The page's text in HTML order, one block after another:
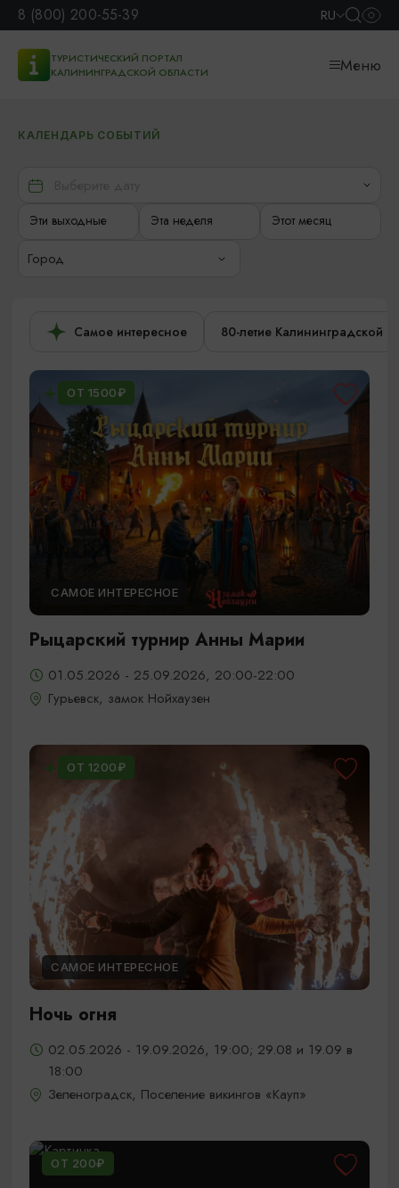
8 (800) 200-55-39 RU
ТУРИСТИЧЕСКИЙ ПОРТАЛ
КАЛИНИНГРАДСКОЙ ОБЛАСТИ
Меню
КАЛЕНДАРЬ СОБЫТИЙ
Эти выходные Эта неделя Этот месяц
Город
Самое интересное 80-летие Калининградской
ОТ 1500₽
САМОЕ ИНТЕРЕСНОЕ
Рыцарский турнир Анны Марии
01.05.2026 - 25.09.2026, 20:00-22:00
Гурьевск, замок Нойхаузен
ОТ 1200₽
САМОЕ ИНТЕРЕСНОЕ
Ночь огня
02.05.2026 - 19.09.2026, 19:00; 29.08 и 19.09 в
18:00
Зеленоградск, Поселение викингов «Кауп»
ОТ 200₽